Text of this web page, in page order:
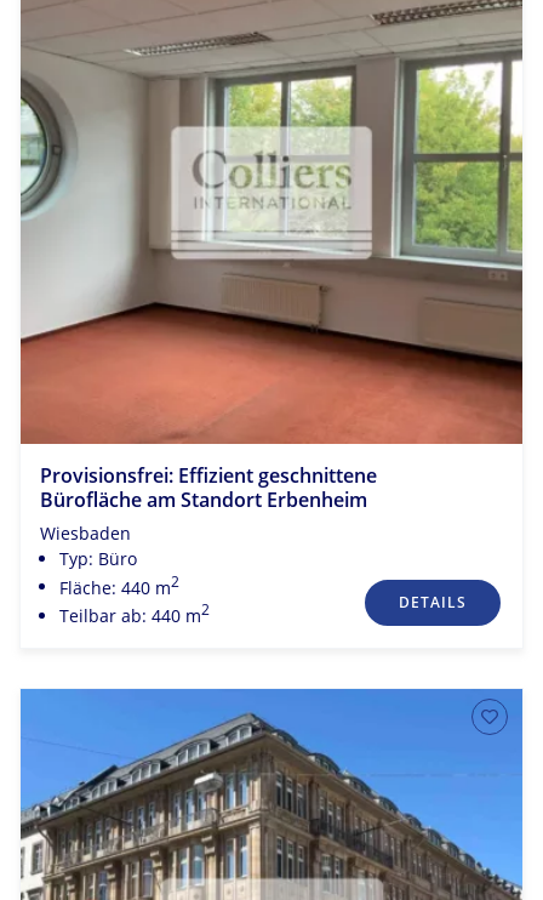
Provisionsfrei: Effizient geschnittene
Bürofläche am Standort Erbenheim
Wiesbaden
Typ: Büro
Fläche: 440 m2
Teilbar ab: 440 m2 DETAILS